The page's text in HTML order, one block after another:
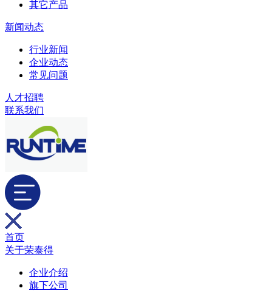
其它产品
新闻动态
行业新闻
企业动态
常见问题
人才招聘
联系我们
首页
关于荣泰得
企业介绍
旗下公司